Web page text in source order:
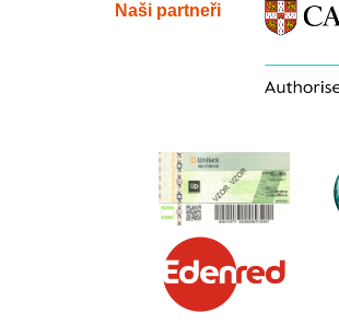
Naši partneři